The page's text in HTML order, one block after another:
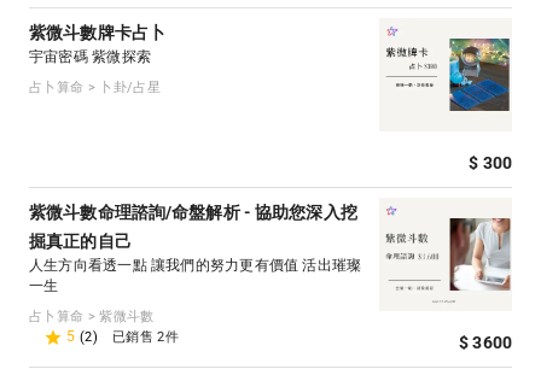
紫微斗數牌卡占卜
宇宙密碼 紫微探索
占卜算命 > 卜卦/占星
$ 300
紫微斗數命理諮詢/命盤解析 - 協助您深入挖
掘真正的自己
人生方向看透一點 讓我們的努力更有價值 活出璀璨
一生
占卜算命 > 紫微斗數
5 (2) 已銷售 2件 $ 3600